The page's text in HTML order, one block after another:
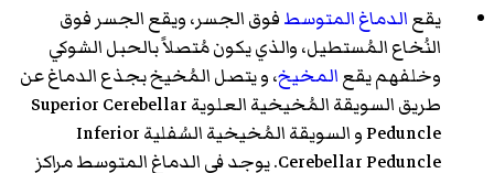
يقعالدماغ المتوسطفوق الجسر، ويقع الجسر فوق
النُخاع المُستطيل، والذي يكون مُتصلاً بالحبل الشوكي
وخلفهم يقعالمخيخ، و يتصل المُخيخ بجذع الدماغ عن
طريق السويقة المُخيخية العلوية Superior Cerebellar
Peduncle و السويقة المُخيخية السُفلية Inferior
Cerebellar Peduncle. يوجد في الدماغ المتوسط مراكز